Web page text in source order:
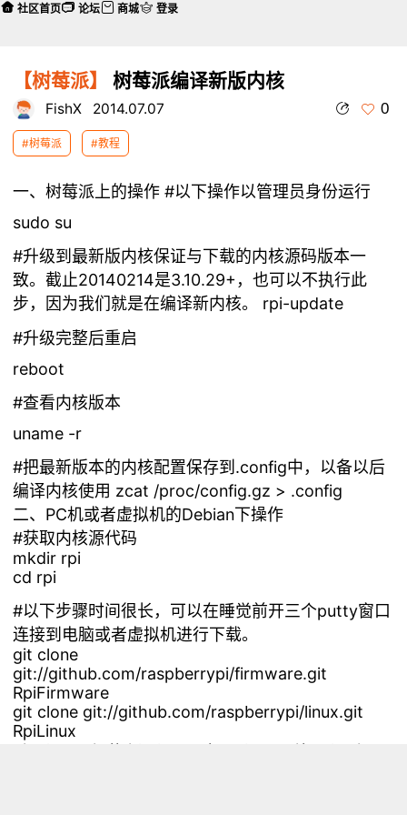
【树莓派】 树莓派编译新版内核
FishX 2014.07.07 0
#树莓派 #教程
一、树莓派上的操作 #以下操作以管理员身份运行
sudo su
#升级到最新版内核保证与下载的内核源码版本一
致。截止20140214是3.10.29+，也可以不执行此
步，因为我们就是在编译新内核。 rpi-update
#升级完整后重启
reboot
#查看内核版本
uname -r
#把最新版本的内核配置保存到.config中，以备以后
编译内核使用 zcat /proc/config.gz > .config
二、PC机或者虚拟机的Debian下操作
#获取内核源代码
mkdir rpi
cd rpi
#以下步骤时间很长，可以在睡觉前开三个putty窗口
连接到电脑或者虚拟机进行下载。
git clone
git://github.com/raspberrypi/firmware.git
RpiFirmware
git clone git://github.com/raspberrypi/linux.git
RpiLinux
git clone git://github.com/raspberrypi/tools.git
社区首页 论坛 商城 登录